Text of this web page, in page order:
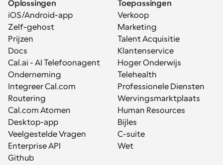
Oplossingen
iOS/Android-app
Zelf-gehost
Prijzen
Docs
Cal.ai - AI Telefoonagent
Onderneming
Integreer Cal.com
Routering
Cal.com Atomen
Desktop-app
Veelgestelde Vragen
Enterprise API
Github
Toepassingen
Verkoop
Marketing
Talent Acquisitie
Klantenservice
Hoger Onderwijs
Telehealth
Professionele Diensten
Wervingsmarktplaats
Human Resources
Bijles
C-suite
Wet